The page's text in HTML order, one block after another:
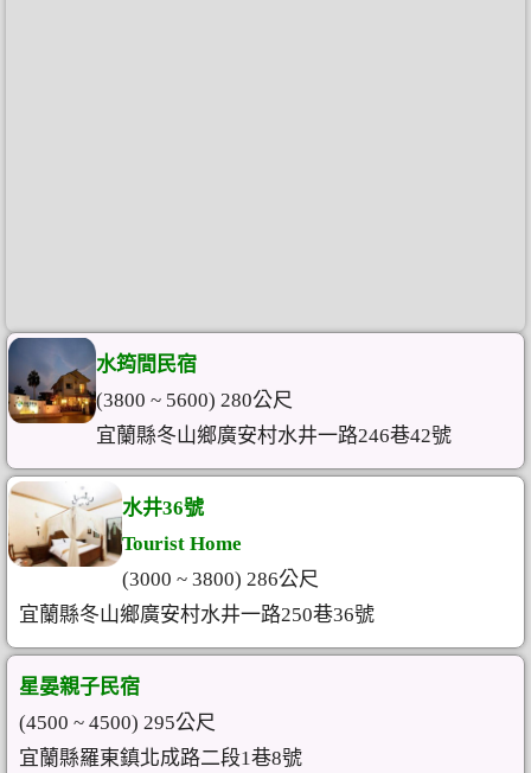
水筠間民宿
(3800 ~ 5600) 280公尺
宜蘭縣冬山鄉廣安村水井一路246巷42號
水井36號
Tourist Home
(3000 ~ 3800) 286公尺
宜蘭縣冬山鄉廣安村水井一路250巷36號
星晏親子民宿
(4500 ~ 4500) 295公尺
宜蘭縣羅東鎮北成路二段1巷8號